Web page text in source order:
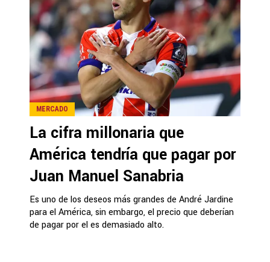
MERCADO
La cifra millonaria que
América tendría que pagar por
Juan Manuel Sanabria
Es uno de los deseos más grandes de André Jardine
para el América, sin embargo, el precio que deberían
de pagar por el es demasiado alto.